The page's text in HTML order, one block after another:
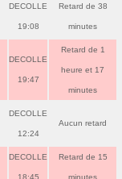
DECOLLE
19:08
Retard de 38
minutes
DECOLLE
19:47
Retard de 1
heure et 17
minutes
DECOLLE
12:24
Aucun retard
DECOLLE
18:45
Retard de 15
minutes